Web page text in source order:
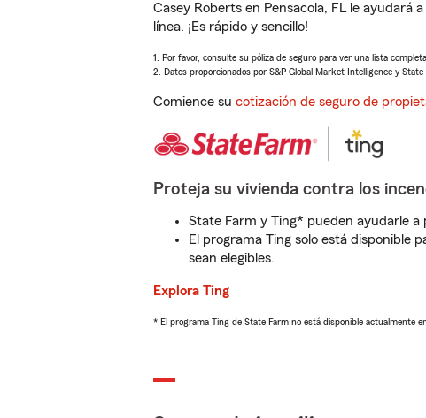
Casey Roberts en Pensacola, FL le ayudará
línea. ¡Es rápido y sencillo!
1. Por favor, consulte su póliza de seguro para ver una lista
2. Datos proporcionados por S&P Global Market Intelligence y State
Comience su cotización de seguro de
Proteja su vivienda contra los
State Farm y Ting* pueden ayudarle
El programa Ting solo está disponible
sean elegibles.
Explora Ting
* El programa Ting de State Farm no está disponible actualmente